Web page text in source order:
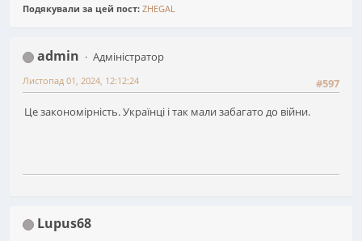
Подякували за цей пост: ZHEGAL
admin
Адміністратор
#597
Листопад 01, 2024, 12:12:24
Це закономірність. Українці і так мали забагато до війни.
Lupus68